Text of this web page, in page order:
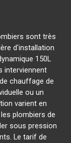
sont très
d'installation
150L
interviennent
chauffage de
ou un
varient en
plombiers de
sous pression
Le tarif de